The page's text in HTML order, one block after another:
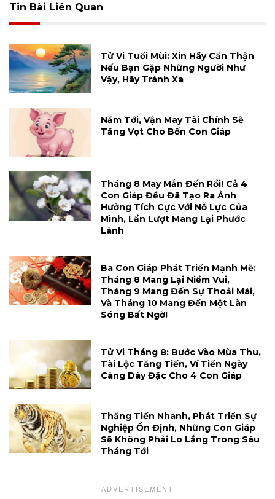
Tin Bài Liên Quan
Tử Vi Tuổi Mùi: Xin Hãy Cẩn Thận
Nếu Bạn Gặp Những Người Như
Vậy, Hãy Tránh Xa
Năm Tới, Vận May Tài Chính Sẽ
Tăng Vọt Cho Bốn Con Giáp
Tháng 8 May Mắn Đến Rồi! Cả 4
Con Giáp Đều Đã Tạo Ra Ảnh
Hưởng Tích Cực Với Nỗ Lực Của
Mình, Lần Lượt Mang Lại Phước
Lành
Ba Con Giáp Phát Triển Mạnh Mẽ:
Tháng 8 Mang Lại Niềm Vui,
Tháng 9 Mang Đến Sự Thoải Mái,
Và Tháng 10 Mang Đến Một Làn
Sóng Bất Ngờ!
Tử Vi Tháng 8: Bước Vào Mùa Thu,
Tài Lộc Tăng Tiến, Ví Tiền Ngày
Càng Dày Đặc Cho 4 Con Giáp
Thăng Tiến Nhanh, Phát Triển Sự
Nghiệp Ổn Định, Những Con Giáp
Sẽ Không Phải Lo Lắng Trong Sáu
Tháng Tới